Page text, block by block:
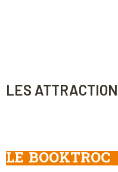
LES
LE BOOKTROC